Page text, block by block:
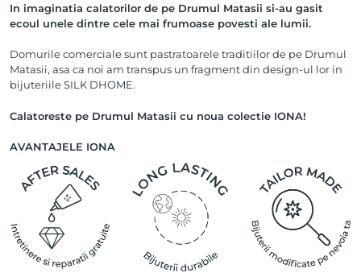
In imaginatia calatorilor de pe Drumul Matasii si-au gasit
ecoul unele dintre cele mai frumoase povesti ale lumii.
Domurile comerciale sunt pastratoarele traditiilor de pe Drumul
Matasii, asa ca noi am transpus un fragment din design-ul lor in
bijuteriile SILK DHOME.
Calatoreste pe Drumul Matasii cu noua colectie IONA!
AVANTAJELE IONA